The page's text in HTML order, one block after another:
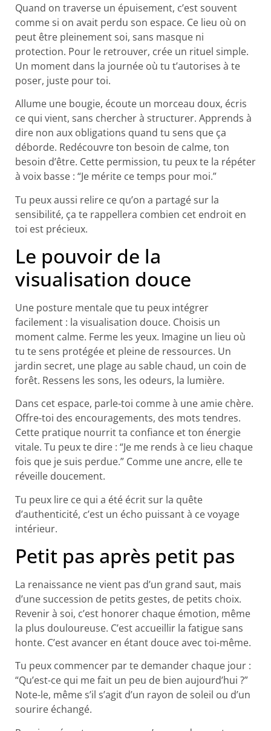
Quand on traverse un épuisement, c’est souvent
comme si on avait perdu son espace. Ce lieu où on
peut être pleinement soi, sans masque ni
protection. Pour le retrouver, crée un rituel simple.
Un moment dans la journée où tu t’autorises à te
poser, juste pour toi.
Allume une bougie, écoute un morceau doux, écris
ce qui vient, sans chercher à structurer. Apprends à
dire non aux obligations quand tu sens que ça
déborde. Redécouvre ton besoin de calme, ton
besoin d’être. Cette permission, tu peux te la répéter
à voix basse : “Je mérite ce temps pour moi.”
Tu peux aussi relire ce qu’on a partagé sur la
sensibilité, ça te rappellera combien cet endroit en
toi est précieux.
Le pouvoir de la
visualisation douce
Une posture mentale que tu peux intégrer
facilement : la visualisation douce. Choisis un
moment calme. Ferme les yeux. Imagine un lieu où
tu te sens protégée et pleine de ressources. Un
jardin secret, une plage au sable chaud, un coin de
forêt. Ressens les sons, les odeurs, la lumière.
Dans cet espace, parle-toi comme à une amie chère.
Offre-toi des encouragements, des mots tendres.
Cette pratique nourrit ta confiance et ton énergie
vitale. Tu peux te dire : “Je me rends à ce lieu chaque
fois que je suis perdue.” Comme une ancre, elle te
réveille doucement.
Tu peux lire ce qui a été écrit sur la quête
d’authenticité, c’est un écho puissant à ce voyage
intérieur.
Petit pas après petit pas
La renaissance ne vient pas d’un grand saut, mais
d’une succession de petits gestes, de petits choix.
Revenir à soi, c’est honorer chaque émotion, même
la plus douloureuse. C’est accueillir la fatigue sans
honte. C’est avancer en étant douce avec toi-même.
Tu peux commencer par te demander chaque jour :
“Qu’est-ce qui me fait un peu de bien aujourd’hui ?”
Note-le, même s’il s’agit d’un rayon de soleil ou d’un
sourire échangé.